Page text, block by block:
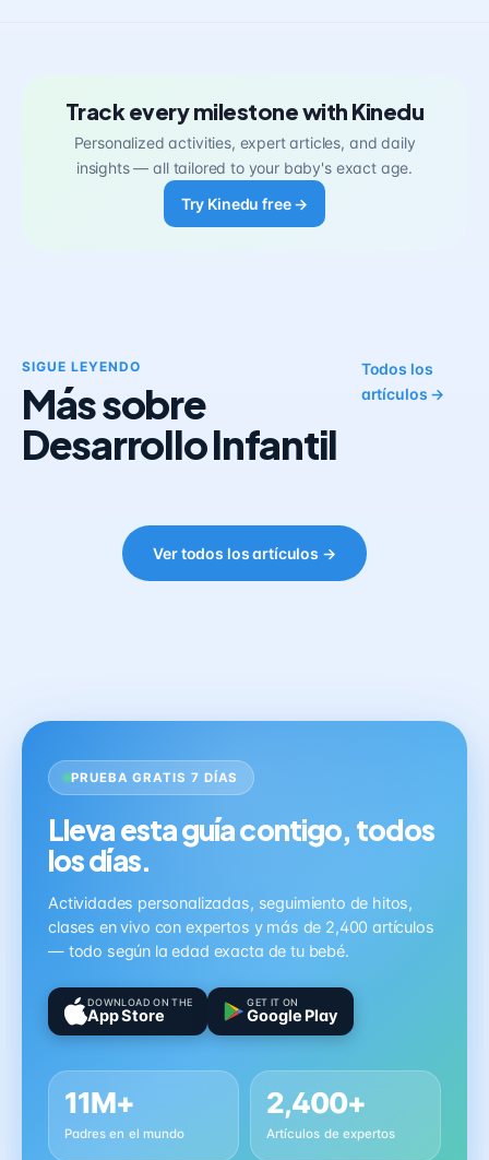
Track every milestone with Kinedu
Personalized activities, expert articles, and daily
insights — all tailored to your baby's exact age.
Try Kinedu free →
SIGUE LEYENDO
Más sobre
Desarrollo Infantil
Todos los
artículos →
Ver todos los artículos →
PRUEBA GRATIS 7 DÍAS
Lleva esta guía contigo, todos
los días.
Actividades personalizadas, seguimiento de hitos,
clases en vivo con expertos y más de 2,400 artículos
— todo según la edad exacta de tu bebé.
DOWNLOAD ON THE
App Store
GET IT ON
Google Play
11M+
Padres en el mundo
2,400+
Artículos de expertos